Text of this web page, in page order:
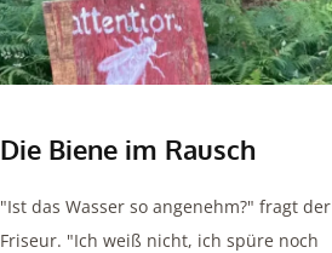
Die Biene im Rausch
"Ist das Wasser so angenehm?" fragt der
Friseur. "Ich weiß nicht, ich spüre noch